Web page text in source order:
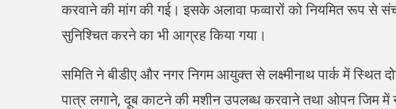
करवाने की मांग की गई। इसके अलावा फव्वारों को नियमित रूप से
सुनिश्चित करने का भी आग्रह किया गया।
समिति ने बीडीए और नगर निगम आयुक्त से लक्ष्मीनाथ पार्क में स्थित
पात्र लगाने, दूब काटने की मशीन उपलब्ध करवाने तथा ओपन जिम में